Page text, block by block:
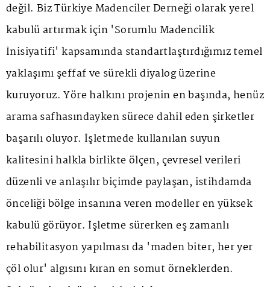
değil. Biz Türkiye Madenciler Derneği olarak yerel
kabulü artırmak için 'Sorumlu Madencilik
İnisiyatifi' kapsamında standartlaştırdığımız temel
yaklaşımı şeffaf ve sürekli diyalog üzerine
kuruyoruz. Yöre halkını projenin en başında, henüz
arama safhasındayken sürece dahil eden şirketler
başarılı oluyor. İşletmede kullanılan suyun
kalitesini halkla birlikte ölçen, çevresel verileri
düzenli ve anlaşılır biçimde paylaşan, istihdamda
önceliği bölge insanına veren modeller en yüksek
kabulü görüyor. İşletme sürerken eş zamanlı
rehabilitasyon yapılması da 'maden biter, her yer
çöl olur' algısını kıran en somut örneklerden.